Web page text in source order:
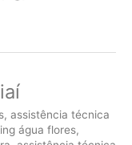
, assistência técnica
água flores,